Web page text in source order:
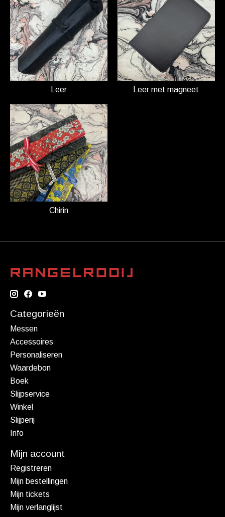
Leer Leer met magneet
Chirin
Categorieën
Messen
Accessoires
Personaliseren
Waardebon
Boek
Slijpservice
Winkel
Slijperij
Info
Mijn account
Registreren
Mijn bestellingen
Mijn tickets
Mijn verlanglijst